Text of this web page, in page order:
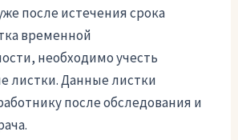
после истечения срока
временной
необходимо учесть
листки. Данные листки
после обследования и